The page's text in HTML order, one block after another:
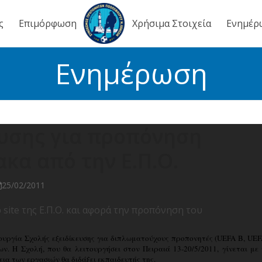
Επιμόρφωση Χρήσιμα Στοιχεία
Ενημέρωση
25/02/2011
της Ε.Π.Ο. και αφορά την προπόνηση του
Σχολής εξειδίκευσης για διπλωματούχους προπονητές (UEFA Β,
Η Σχολή, που θα λειτουργήσει στον Πειραιά 13-20/5/2011, γίνεται με
των εργασιών θα διδάξει εκπαιδευτής της.